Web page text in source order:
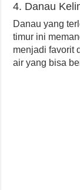
4. Danau
Danau yang
timur ini
menjadi favorit
air yang bisa